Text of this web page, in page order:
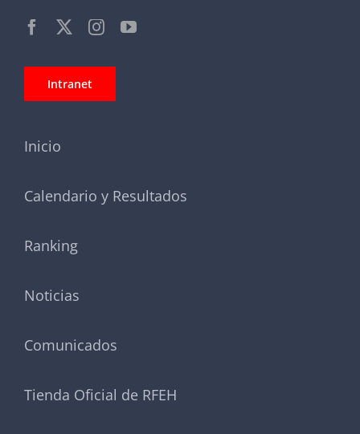
Intranet
Inicio
Calendario y Resultados
Ranking
Noticias
Comunicados
Tienda Oficial de RFEH